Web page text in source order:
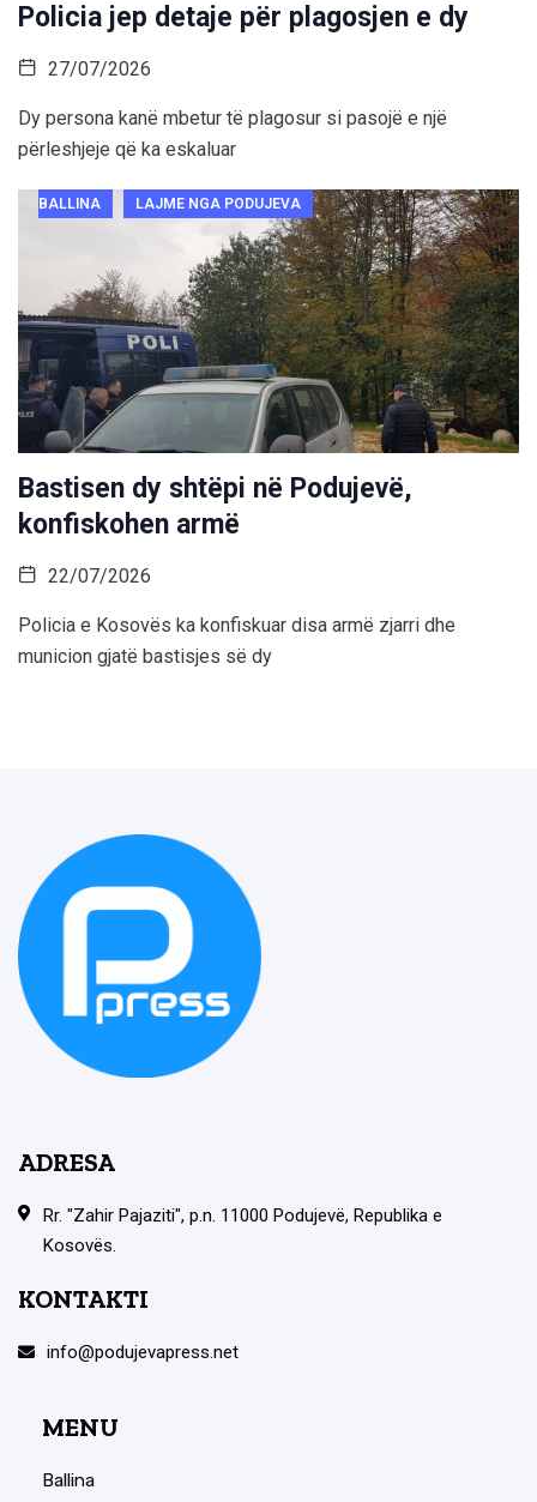
Policia jep detaje për plagosjen e dy
27/07/2026
Dy persona kanë mbetur të plagosur si pasojë e një
përleshjeje që ka eskaluar
BALLINA LAJME NGA PODUJEVA
Bastisen dy shtëpi në Podujevë,
konfiskohen armë
22/07/2026
Policia e Kosovës ka konfiskuar disa armë zjarri dhe
municion gjatë bastisjes së dy
ADRESA
Rr. "Zahir Pajaziti", p.n. 11000 Podujevë, Republika e
Kosovës.
KONTAKTI
info@podujevapress.net
MENU
Ballina